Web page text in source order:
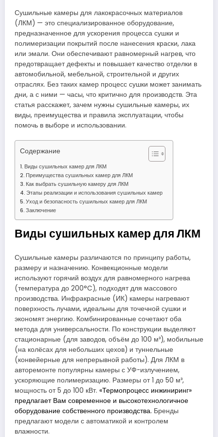
Сушильные камеры для лакокрасочных материалов
(ЛКМ) — это специализированное оборудование,
предназначенное для ускорения процесса сушки и
полимеризации покрытий после нанесения краски, лака
или эмали. Они обеспечивают равномерный нагрев, что
предотвращает дефекты и повышает качество отделки в
автомобильной, мебельной, строительной и других
отраслях. Без таких камер процесс сушки может занимать
дни, а с ними — часы, что критично для производств. Эта
статья расскажет, зачем нужны сушильные камеры, их
виды, преимущества и правила эксплуатации, чтобы
помочь в выборе и использовании.
Содержание
Виды сушильных камер для ЛКМ
Преимущества сушильных камер для ЛКМ
Как выбрать сушильную камеру для ЛКМ
Этапы реализации и использования сушильных камер
Уход и безопасность сушильных камер для ЛКМ
Заключение
Виды сушильных камер для ЛКМ
Сушильные камеры различаются по принципу работы,
размеру и назначению. Конвекционные модели
используют горячий воздух для равномерного нагрева
(температура до 200°C), подходят для массового
производства. Инфракрасные (ИК) камеры нагревают
поверхность лучами, идеальны для точечной сушки и
экономят энергию. Комбинированные сочетают оба
метода для универсальности. По конструкции выделяют
стационарные (для заводов, объём до 100 м³), мобильные
(на колёсах для небольших цехов) и туннельные
(конвейерные для непрерывной работы). Для ЛКМ в
авторемонте популярны камеры с УФ-излучением,
ускоряющие полимеризацию. Размеры от 1 до 50 м³,
мощность от 5 до 100 кВт. «Термопроцесс инжиниринг»
предлагает Вам современное и высокотехнологичное
оборудование собственного производства. Бренды
предлагают модели с автоматикой и контролем
влажности.